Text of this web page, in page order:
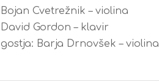
Bojan Cvetrežnik – violina
David Gordon – klavir
gostja: Barja Drnovšek – violina